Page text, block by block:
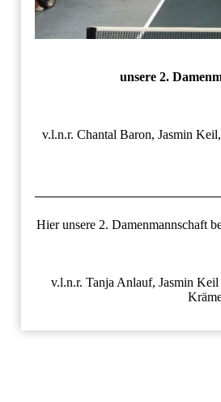
unsere 2.
v.l.n.r. Chantal Baron, Jasmin
Hier unsere 2. Damenmannschaft
v.l.n.r. Tanja Anlauf, Jasmin